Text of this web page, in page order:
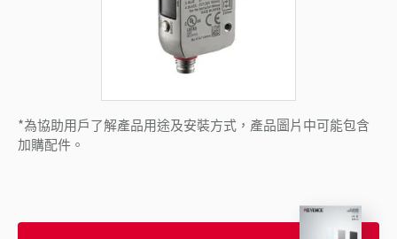
*為協助用戶了解產品用途及安裝方式，產品圖片中可能包含
加購配件。